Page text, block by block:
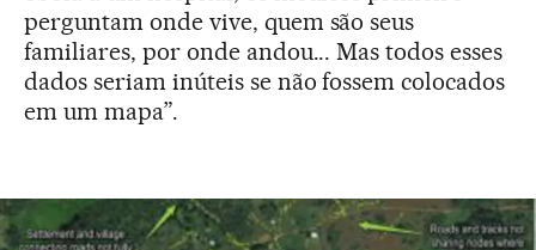
perguntam onde vive, quem são seus
familiares, por onde andou... Mas todos esses
dados seriam inúteis se não fossem colocados
em um mapa”.